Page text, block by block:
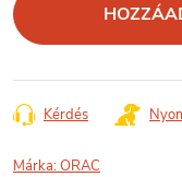
Kérdés
Márka:ORAC